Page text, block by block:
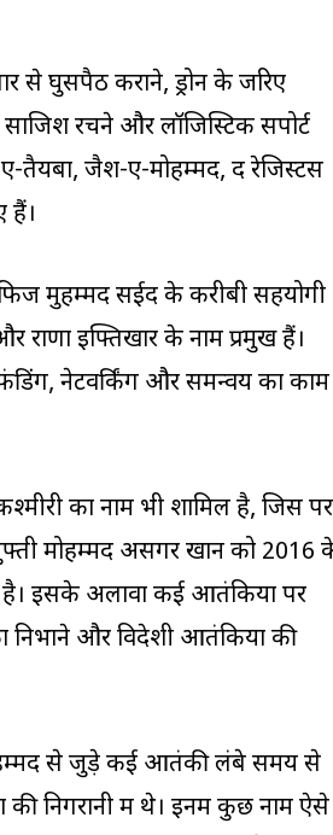
से घुसपैठ कराने, ड्रोन के जरिए
रचने और लॉजिस्टिक सपोर्ट
जैश-ए-मोहम्मद, द रेजिस्टेंस
हैं।
मुहम्मद सईद के करीबी सहयोगी
इफ्तिखार के नाम प्रमुख हैं।
नेटवर्किंग और समन्वय का काम
का नाम भी शामिल है, जिस पर
मोहम्मद असगर खान को 2016
है। इसके अलावा कई आतंकियों पर
निभाने और विदेशी आतंकियों की
से जुड़े कई आतंकी लंबे समय से
की निगरानी में थे। इनमें कुछ नाम ऐसे